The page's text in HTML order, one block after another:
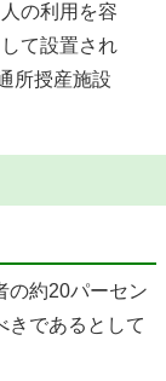
の利用を容
て設置され
所授産施設
の約20パーセン
きであるとして